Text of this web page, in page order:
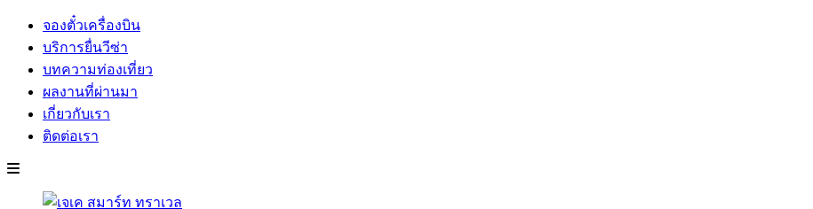
จองตั๋วเครื่องบิน
บริการยื่นวีซ่า
บทความท่องเที่ยว
ผลงานที่ผ่านมา
เกี่ยวกับเรา
ติดต่อเรา